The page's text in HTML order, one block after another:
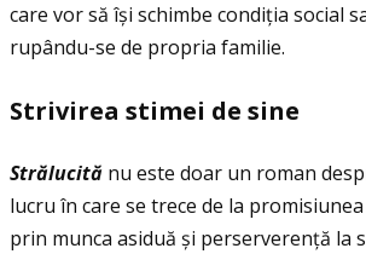
care vor să își schimbe condiţia social
rupându-se de propria familie.
Strivirea stimei de sine
Strălucită nu este doar un roman
lucru în care se trece de la
prin munca asiduă și perserverenţă la